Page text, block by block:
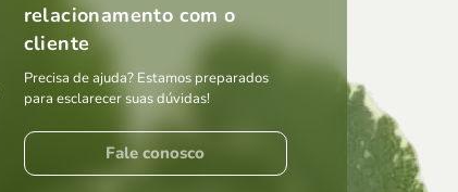
relacionamento com o
cliente
Precisa de ajuda? Estamos preparados
para esclarecer suas dúvidas!
Fale conosco